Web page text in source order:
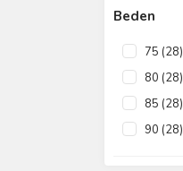
Beden
75 (28)
80 (28)
85 (28)
90 (28)